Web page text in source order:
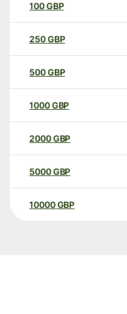
100GBP
250GBP
500GBP
1000GBP
2000GBP
5000GBP
10000 GBP